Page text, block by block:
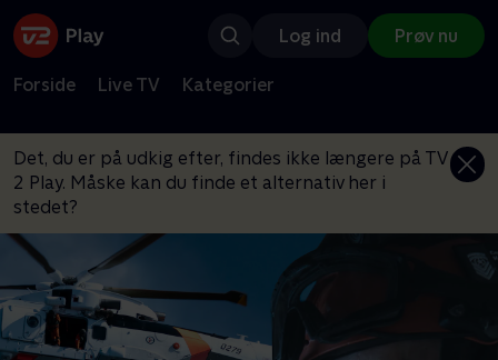
Log ind Prøv nu
Forside Live TV Kategorier
Det, du er på udkig efter, findes ikke længere på TV
2 Play. Måske kan du finde et alternativ her i
stedet?